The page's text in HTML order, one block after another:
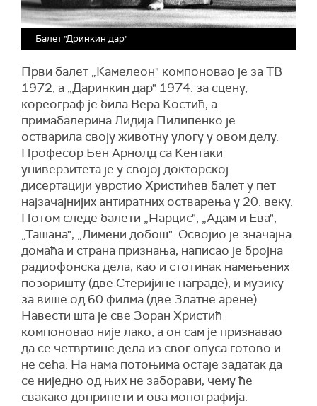
Балет "Дринкин дар"
Први балет „Камелеон" компоновао је за ТВ
1972, а „Даринкин дар" 1974. за сцену,
кореограф је била Вера Костић, а
примабалерина Лидија Пилипенко је
остварила своју животну улогу у овом делу.
Професор Бен Арнолд са Кентаки
универзитета је у својој докторској
дисертацији уврстио Христићев балет у пет
најзачајнијих антиратних остварења у 20. веку.
Потом следе балети „Нарцис", „Адам и Ева",
„Ташана", „Лимени добош". Освојио је значајна
домаћа и страна признања, написао је бројна
радиофонска дела, као и стотинак намењених
позоришту (две Стеријине награде), и музику
за више од 60 филма (две Златне арене).
Навести шта је све Зоран Христић
компоновао није лако, а он сам је признавао
да се четвртине дела из свог опуса готово и
не сећа. На нама потоњима остаје задатак да
се ниједно од њих не заборави, чему ће
свакако допринети и ова монографија.